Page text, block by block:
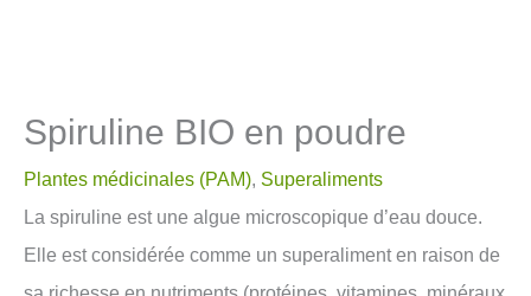
Spiruline BIO en poudre
Plantes médicinales (PAM), Superaliments
La spiruline est une algue microscopique d’eau douce.
Elle est considérée comme un superaliment en raison de